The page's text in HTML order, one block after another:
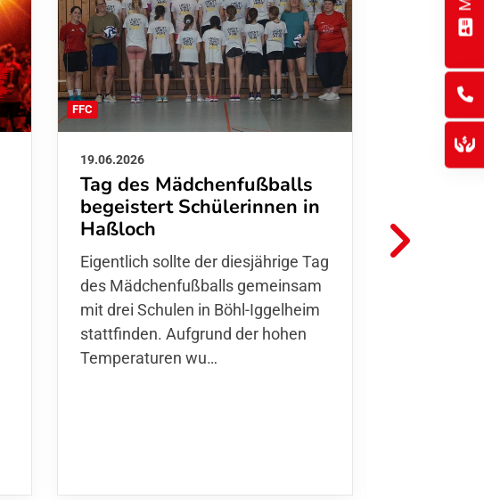
FFC
19.06.2026
Tag des Mädchenfußballs
begeistert Schülerinnen in
Haßloch
Eigentlich sollte der diesjährige Tag
des Mädchenfußballs gemeinsam
mit drei Schulen in Böhl-Iggelheim
stattfinden. Aufgrund der hohen
Temperaturen wu…
Hoffmann